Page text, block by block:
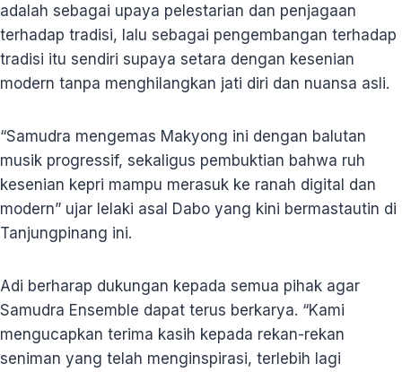
adalah sebagai upaya pelestarian dan penjagaan
terhadap tradisi, lalu sebagai pengembangan terhadap
tradisi itu sendiri supaya setara dengan kesenian
modern tanpa menghilangkan jati diri dan nuansa asli.
“Samudra mengemas Makyong ini dengan balutan
musik progressif, sekaligus pembuktian bahwa ruh
kesenian kepri mampu merasuk ke ranah digital dan
modern” ujar lelaki asal Dabo yang kini bermastautin di
Tanjungpinang ini.
Adi berharap dukungan kepada semua pihak agar
Samudra Ensemble dapat terus berkarya. “Kami
mengucapkan terima kasih kepada rekan-rekan
seniman yang telah menginspirasi, terlebih lagi